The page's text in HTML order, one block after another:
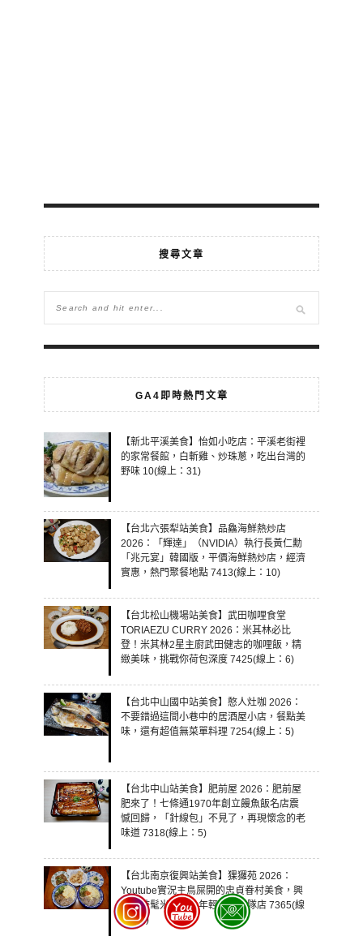
搜尋文章
GA4即時熱門文章
【新北平溪美食】怡如小吃店：平溪老街裡
的家常餐館，白斬雞、炒珠蔥，吃出台灣的
野味 10(線上：31)
【台北六張犁站美食】品鱻海鮮熱炒店
2026：「輝達」（NVIDIA）執行長黃仁勳
「兆元宴」韓國版，平價海鮮熱炒店，經濟
實惠，熱門聚餐地點 7413(線上：10)
【台北松山機場站美食】武田咖哩食堂
TORIAEZU CURRY 2026：米其林必比
登！米其林2星主廚武田健志的咖哩飯，精
緻美味，挑戰你荷包深度 7425(線上：6)
【台北中山國中站美食】憨人灶咖 2026：
不要錯過這間小巷中的居酒屋小店，餐點美
味，還有超值無菜單料理 7254(線上：5)
【台北中山站美食】肥前屋 2026：肥前屋
肥來了！七條通1970年創立饅魚飯名店震
憾回歸，「針線包」不見了，再現懷念的老
味道 7318(線上：5)
【台北南京復興站美食】猓玀苑 2026：
Youtube實況主鳥屎開的忠貞眷村美食，興
安街時髦米干店，年輕人的排隊店 7365(線
上：5)